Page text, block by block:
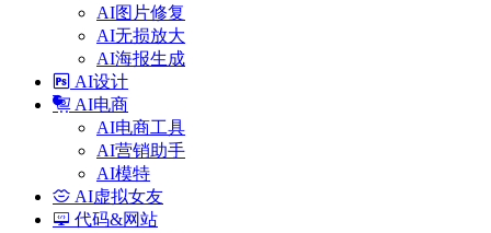
AI图片修复
AI无损放大
AI海报生成
AI设计
AI电商
AI电商工具
AI营销助手
AI模特
AI虚拟女友
代码&网站